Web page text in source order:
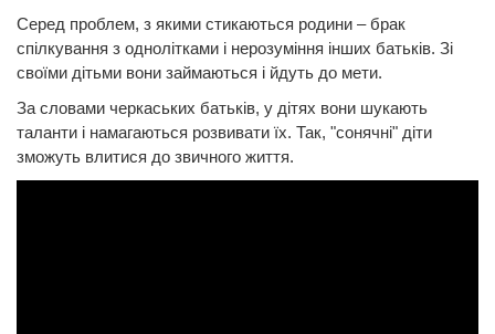
Серед проблем, з якими стикаються родини – брак
спілкування з однолітками і нерозуміння інших батьків. Зі
своїми дітьми вони займаються і йдуть до мети.
За словами черкаських батьків, у дітях вони шукають
таланти і намагаються розвивати їх. Так, "сонячні" діти
зможуть влитися до звичного життя.